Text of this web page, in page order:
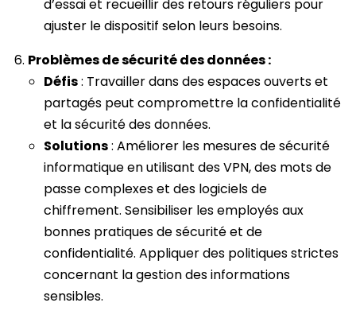
d’essai et recueillir des retours réguliers pour
ajuster le dispositif selon leurs besoins.
Problèmes de sécurité des données :
Défis: Travailler dans des espaces ouverts et
partagés peut compromettre la confidentialité
et la sécurité des données.
Solutions: Améliorer les mesures de sécurité
informatique en utilisant des VPN, des mots de
passe complexes et des logiciels de
chiffrement. Sensibiliser les employés aux
bonnes pratiques de sécurité et de
confidentialité. Appliquer des politiques strictes
concernant la gestion des informations
sensibles.